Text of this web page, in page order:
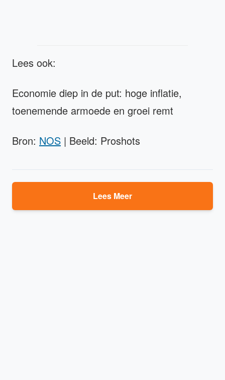
Lees ook:
Economie diep in de put: hoge inflatie,
toenemende armoede en groei remt
Bron: NOS | Beeld: Proshots
Lees Meer